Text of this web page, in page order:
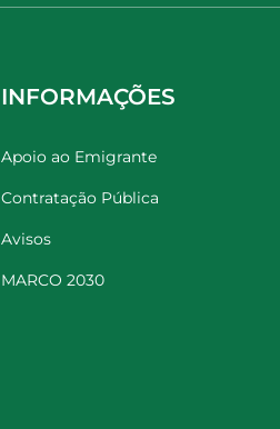
INFORMAÇÕES
Apoio ao Emigrante
Contratação Pública
Avisos
MARCO 2030